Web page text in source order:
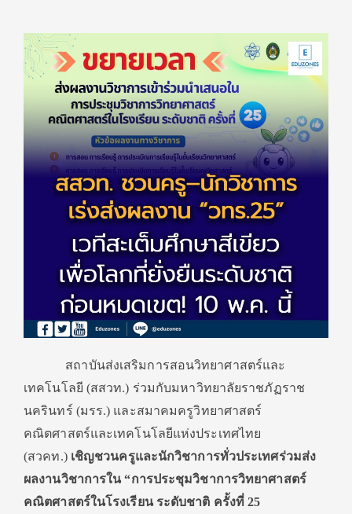
สถาบันส่งเสริมการสอนวิทยาศาสตร์และ
เทคโนโลยี (สสวท.) ร่วมกับมหาวิทยาลัยราชภัฏราช
นครินทร์ (มรร.) และสมาคมครูวิทยาศาสตร์
คณิตศาสตร์และเทคโนโลยีแห่งประเทศไทย
(สวคท.) เชิญชวนครูและนักวิชาการทั่วประเทศร่วมส่ง
ผลงานวิชาการใน “การประชุมวิชาการวิทยาศาสตร์
คณิตศาสตร์ในโรงเรียน ระดับชาติ ครั้งที่25